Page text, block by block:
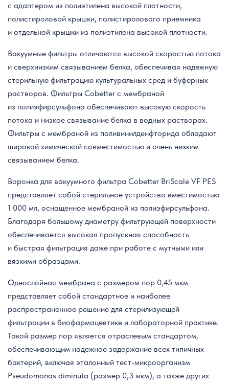
с адаптером из полиэтилена высокой плотности,
полистироловой крышки, полистиролового приемника
и отдельной крышки из полиэтилена высокой плотности.
Вакуумные фильтры отличаются высокой скоростью потока
и сверхнизким связыванием белка, обеспечивая надежную
стерильную фильтрацию культуральных сред и буферных
растворов. Фильтры Cobetter с мембраной
из полиэфирсульфона обеспечивают высокую скорость
потока и низкое связывание белка в водных растворах.
Фильтры с мембраной из поливинилденфторида обладают
широкой химической совместимостью и очень низким
связыванием белка.
Воронка для вакуумного фильтра Cobetter BriScale VF PES
представляет собой стерильное устройство вместимостью
1 000 мл, оснащенное мембраной из полиэфирсульфона.
Благодаря большому диаметру фильтрующей поверхности
обеспечивается высокая пропускная способность
и быстрая фильтрация даже при работе с мутными или
вязкими образцами.
Однослойная мембрана с размером пор 0,45 мкм
представляет собой стандартное и наиболее
распространенное решение для стерилизующей
фильтрации в биофармацевтике и лабораторной практике.
Такой размер пор является отраслевым стандартом,
обеспечивающим надежное задержание всех типичных
бактерий, включая эталонный тест-микроорганизм
Pseudomonas diminuta (размер 0,3 мкм), а также других